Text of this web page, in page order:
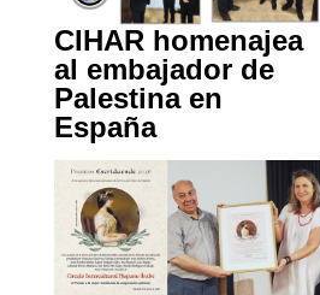
CIHAR homenajea
al embajador de
Palestina en
España